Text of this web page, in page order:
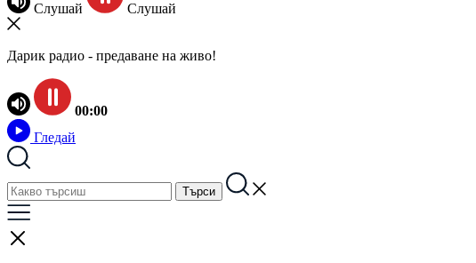
Слушай Слушай
Дарик радио - предаване на живо!
00:00
Гледай